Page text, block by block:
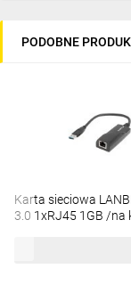
PODOBNE
Karta sieciowa
3.0 1xRJ45 1GB /na